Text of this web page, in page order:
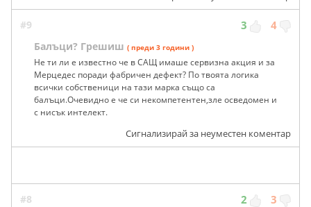
#9 3 4
Балъци? Грешиш ( преди 3 години )
Не ти ли е известно че в САЩ имаше сервизна акция и за
Мерцедес поради фабричен дефект? По твоята логика
всички собственици на тази марка също са
балъци.Очевидно е че си некомпетентен,зле осведомен и
с нисък интелект.
Сигнализирай за неуместен коментар
#8 2 3